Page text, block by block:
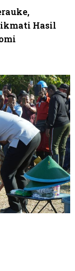
Hasil